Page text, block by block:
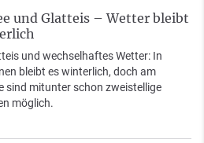
und Glatteis – Wetter bleibt
und wechselhaftes Wetter: In
bleibt es winterlich, doch am
sind mitunter schon zweistellige
möglich.